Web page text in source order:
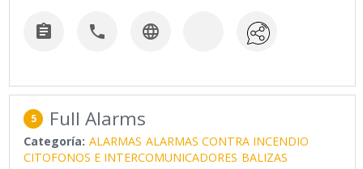
  
5 Full Alarms
Categoría: ALARMAS ALARMAS CONTRA INCENDIO
CITOFONOS E INTERCOMUNICADORES BALIZAS